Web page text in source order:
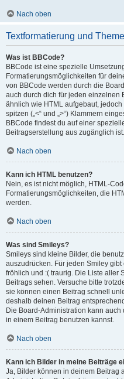
Nach oben
Textformatierung und
Was ist BBCode?
BBCode ist eine spezielle
Formatierungsmöglichkeiten für
von BBCode werden durch die
auch durch dich für jeden einzelnen
ähnlich wie HTML aufgebaut, jedoch
spitzen („<“ und „>“) Klammern
BBCode findest du auf einer
Beitragserstellung aus zugänglich ist.
Nach oben
Kann ich HTML benutzen?
Nein, es ist nicht möglich, HTML-
Formatierungsmöglichkeiten, die
werden.
Nach oben
Was sind Smileys?
Smileys sind kleine Bilder, die
auszudrücken. Für jeden Smiley
fröhlich und :( traurig. Die Liste aller
Beitrags sehen. Versuche bitte
sie können einen Beitrag schnell
deshalb deinen Beitrag
Die Board-Administration kann
in einem Beitrag benutzen kannst.
Nach oben
Kann ich Bilder in meine Beiträge
Ja, Bilder können in deinem Beitrag